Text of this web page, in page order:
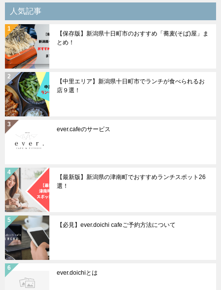
シ
ョ
ン
人気記事
【保存版】新潟県十日町市のおすすめ「蕎麦(そば)屋」ま
とめ！
【中里エリア】新潟県十日町市でランチが食べられるお
店９選！
ever.cafeのサービス
【最新版】新潟県の津南町でおすすめランチスポット26
選！
【必見】ever.doichi cafeご予約方法について
ever.doichiとは